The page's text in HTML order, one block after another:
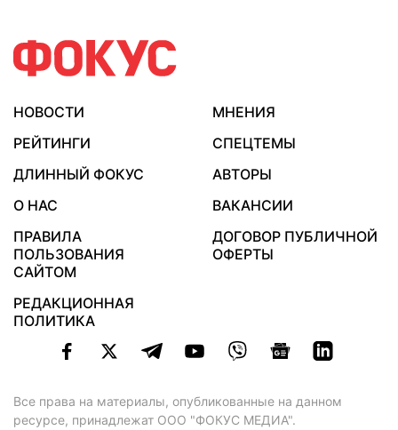
НОВОСТИ
МНЕНИЯ
РЕЙТИНГИ
СПЕЦТЕМЫ
ДЛИННЫЙ ФОКУС
АВТОРЫ
О НАС
ВАКАНСИИ
ПРАВИЛА
ПОЛЬЗОВАНИЯ
САЙТОМ
ДОГОВОР ПУБЛИЧНОЙ
ОФЕРТЫ
РЕДАКЦИОННАЯ
ПОЛИТИКА
Все права на материалы, опубликованные на данном
ресурсе, принадлежат ООО "ФОКУС МЕДИА".